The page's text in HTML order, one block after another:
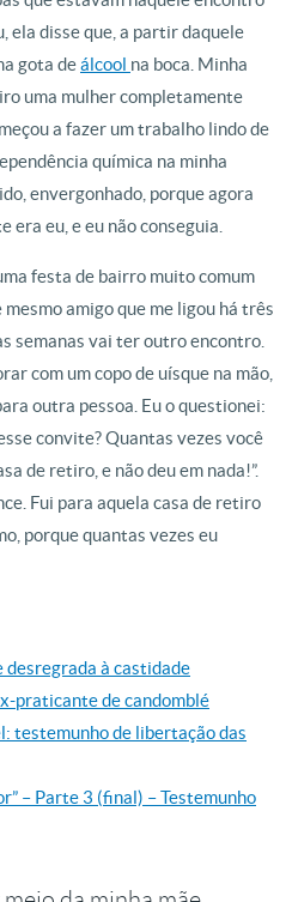
ela disse que, a partir daquele
gota deálcool na boca. Minha
uma mulher completamente
a fazer um trabalho lindo de
química na minha
envergonhado, porque agora
era eu, e eu não conseguia.
festa de bairro muito comum
amigo que me ligou há três
semanas vai ter outro encontro.
com um copo de uísque na mão,
outra pessoa. Eu o questionei:
convite? Quantas vezes você
de retiro, e não deu em nada!”.
Fui para aquela casa de retiro
porque quantas vezes eu
desregrada à castidade
praticante de candomblé
testemunho de libertação das
– Parte 3 (final) – Testemunho